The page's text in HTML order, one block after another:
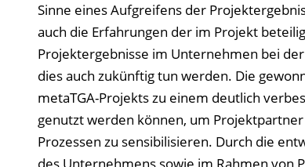
Sinne eines Aufgreifens der
auch die Erfahrungen der im Projekt
Projektergebnisse im Unternehmen bei
dies auch zukünftig tun werden. Die
metaTGA-Projekts zu einem deutlich
genutzt werden können, um
Prozessen zu sensibilisieren. Durch die